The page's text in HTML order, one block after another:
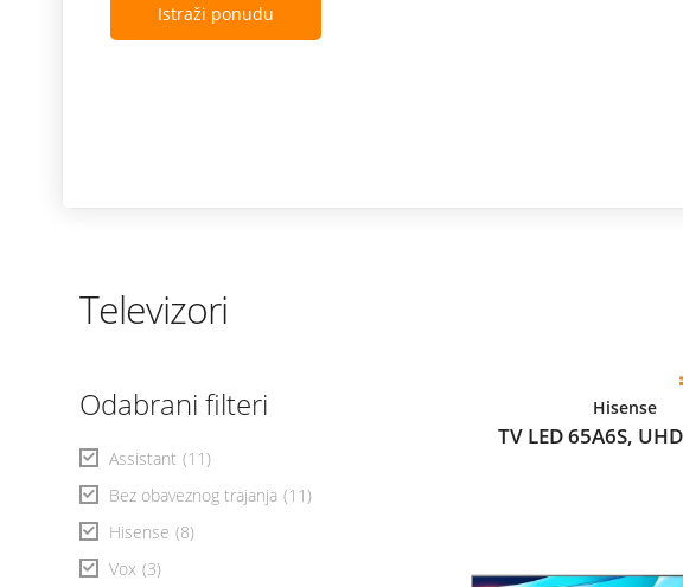
Istraži ponudu
Televizori
Odabrani filteri
Assistant (11)
Bez obaveznog trajanja (11)
Hisense (8)
Vox (3)
Hisense
TV LED 65A6S,